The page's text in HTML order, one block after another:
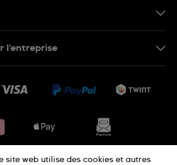
IT
l'entreprise
site web utilise des cookies et autres